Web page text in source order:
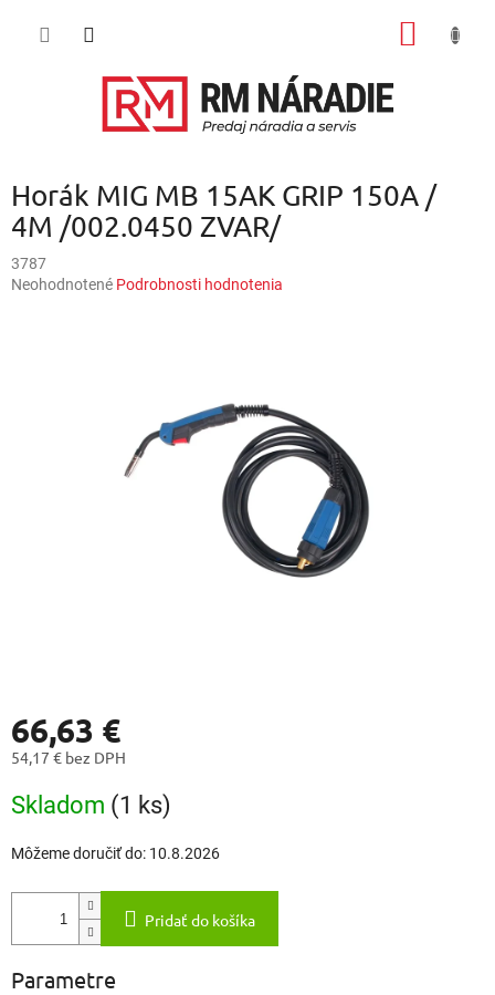
Horák MIG MB 15AK GRIP 150A /
4M /002.0450 ZVAR/
3787
Priemerné
Neohodnotené Podrobnosti hodnotenia
66,63 €
54,17 € bez DPH
cena:
Skladom (1 ks)
Môžeme doručiť do: 10.8.2026
Pridať do košíka
Parametre